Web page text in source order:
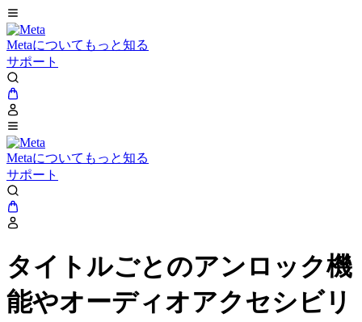
Metaについてもっと知る
サポート
Metaについてもっと知る
サポート
タイトルごとのアンロック機
能やオーディオアクセシビリ